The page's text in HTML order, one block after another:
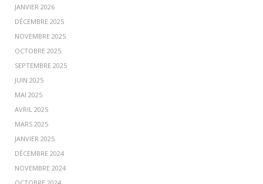
JANVIER 2026
DÉCEMBRE 2025
NOVEMBRE 2025
OCTOBRE 2025
SEPTEMBRE 2025
JUIN 2025
MAI 2025
AVRIL 2025
MARS 2025
JANVIER 2025
DÉCEMBRE 2024
NOVEMBRE 2024